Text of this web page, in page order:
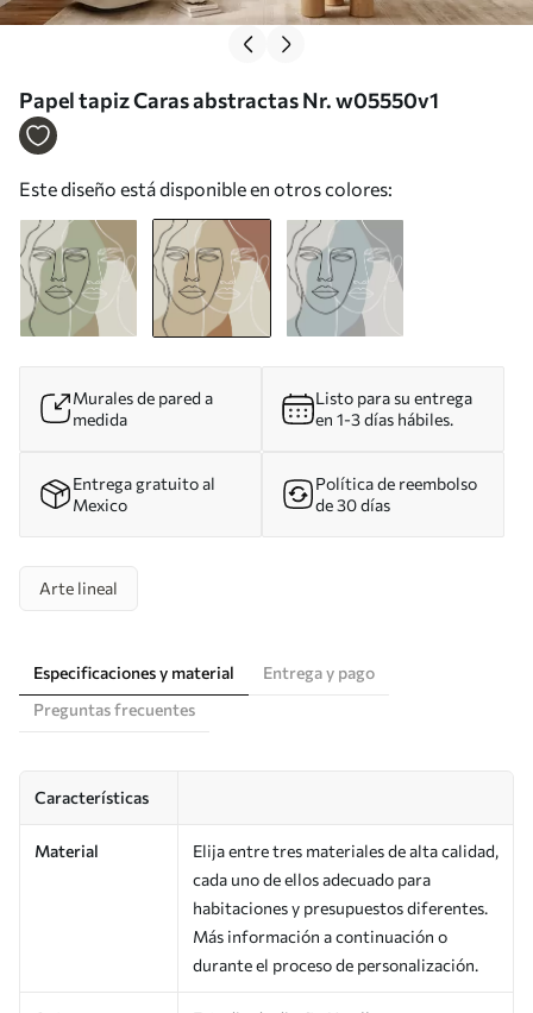
Papel tapiz Caras abstractas Nr. w05550v1
Este diseño está disponible en otros colores:
Murales de pared a
medida
Listo para su entrega
en 1-3 días hábiles.
Entrega gratuito al
Mexico
Política de reembolso
de 30 días
Arte lineal
Especificaciones y material
Entrega y pago
Preguntas frecuentes
Características
Material
Elija entre tres materiales de alta calidad,
cada uno de ellos adecuado para
habitaciones y presupuestos diferentes.
Más información a continuación o
durante el proceso de personalización.